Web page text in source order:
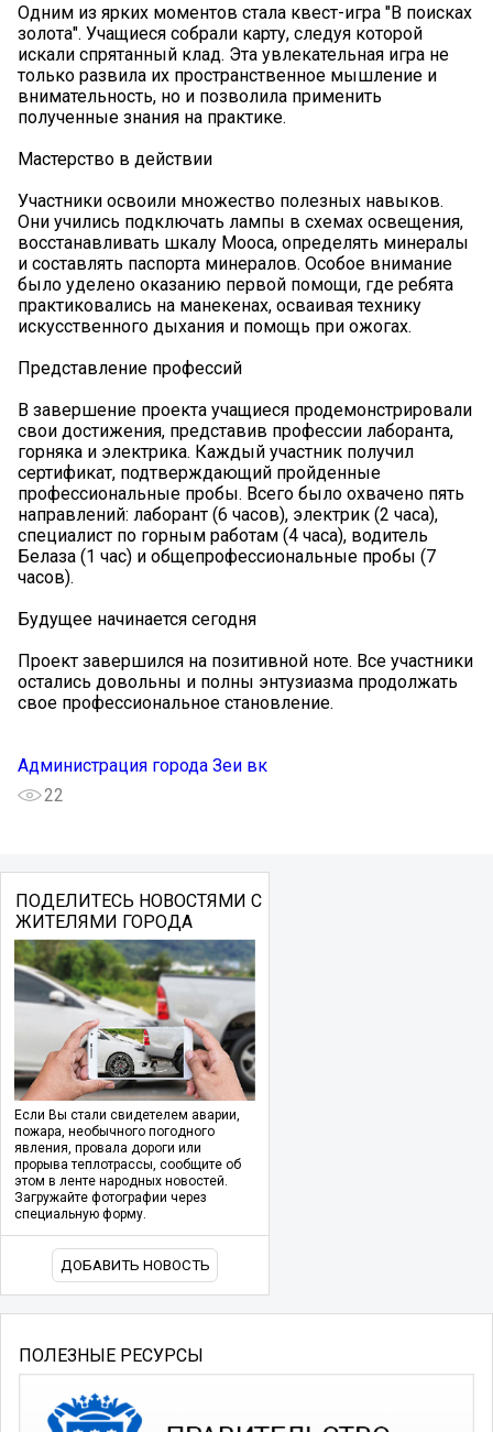
Одним из ярких моментов стала квест-игра "В поисках
золота". Учащиеся собрали карту, следуя которой
искали спрятанный клад. Эта увлекательная игра не
только развила их пространственное мышление и
внимательность, но и позволила применить
полученные знания на практике.
Мастерство в действии
Участники освоили множество полезных навыков.
Они учились подключать лампы в схемах освещения,
восстанавливать шкалу Мооса, определять минералы
и составлять паспорта минералов. Особое внимание
было уделено оказанию первой помощи, где ребята
практиковались на манекенах, осваивая технику
искусственного дыхания и помощь при ожогах.
Представление профессий
В завершение проекта учащиеся продемонстрировали
свои достижения, представив профессии лаборанта,
горняка и электрика. Каждый участник получил
сертификат, подтверждающий пройденные
профессиональные пробы. Всего было охвачено пять
направлений: лаборант (6 часов), электрик (2 часа),
специалист по горным работам (4 часа), водитель
Белаза (1 час) и общепрофессиональные пробы (7
часов).
Будущее начинается сегодня
Проект завершился на позитивной ноте. Все участники
остались довольны и полны энтузиазма продолжать
свое профессиональное становление.
Администрация города Зеи вк
22
ПОДЕЛИТЕСЬ НОВОСТЯМИ С
ЖИТЕЛЯМИ ГОРОДА
Если Вы стали свидетелем аварии,
пожара, необычного погодного
явления, провала дороги или
прорыва теплотрассы, сообщите об
этом в ленте народных новостей.
Загружайте фотографии через
специальную форму.
ДОБАВИТЬ НОВОСТЬ
ПОЛЕЗНЫЕ РЕСУРСЫ